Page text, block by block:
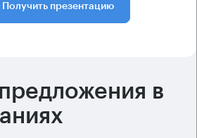
Получить презентацию
в